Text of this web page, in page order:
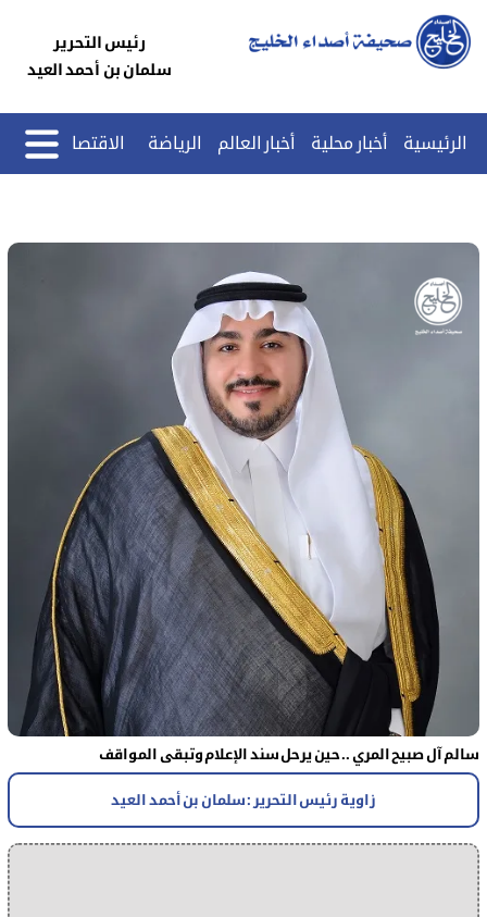
رئيس التحرير
سلمان بن أحمد العيد
الرئيسية أخبار محلية أخبار العالم الرياضة الاقتصاد
سالم آل صبيح المري .. حين يرحل سند الإعلام وتبقى المواقف
زاوية رئيس التحرير : سلمان بن أحمد العيد